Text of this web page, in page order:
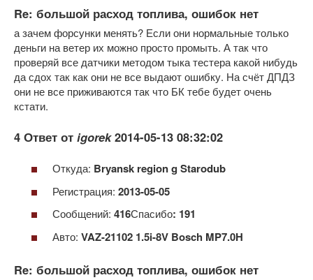
Re: большой расход топлива, ошибок нет
а зачем форсунки менять? Если они нормальные только
деньги на ветер их можно просто промыть. А так что
проверяй все датчики методом тыка тестера какой нибудь
да сдох так как они не все выдают ошибку. На счёт ДПДЗ
они не все приживаются так что БК тебе будет очень
кстати.
4 Ответ от igorek2014-05-13 08:32:02
Откуда: Bryansk region g Starodub
Регистрация: 2013-05-05
Сообщений: 416Спасибо: 191
Авто: VAZ-21102 1.5i-8V Bosch MP7.0H
Re: большой расход топлива, ошибок нет